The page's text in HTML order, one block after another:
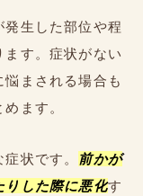
生した部位や程
ます。症状がない
まされる場合も
ます。
状です。 前かが
りした際に悪化す